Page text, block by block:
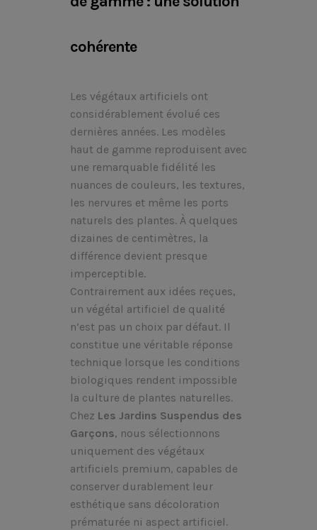
cohérente
Les végétaux artificiels ont
considérablement évolué ces
dernières années. Les modèles
haut de gamme reproduisent avec
une remarquable fidélité les
nuances de couleurs, les textures,
les nervures et même les ports
naturels des plantes. À quelques
dizaines de centimètres, la
différence devient presque
imperceptible.
Contrairement aux idées reçues,
un végétal artificiel de qualité
n’est pas un choix par défaut. Il
constitue une véritable réponse
technique lorsque les conditions
biologiques rendent impossible
la culture de plantes naturelles.
Chez Les Jardins Suspendus des
Garçons, nous sélectionnons
uniquement des végétaux
artificiels premium, capables de
conserver durablement leur
esthétique sans décoloration
prématurée ni aspect artificiel.